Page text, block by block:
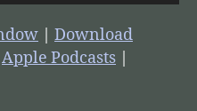
Download
Apple Podcasts